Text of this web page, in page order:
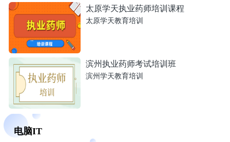
太原学天执业药师培训课程
太原学天教育培训
滨州执业药师考试培训班
滨州学天教育培训
电脑IT